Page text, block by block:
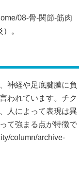
08-骨-関節-筋肉
。
神経や足底腱膜に負
われています。チク
人によって表現は異
て強まる点が特徴で
column/archive-